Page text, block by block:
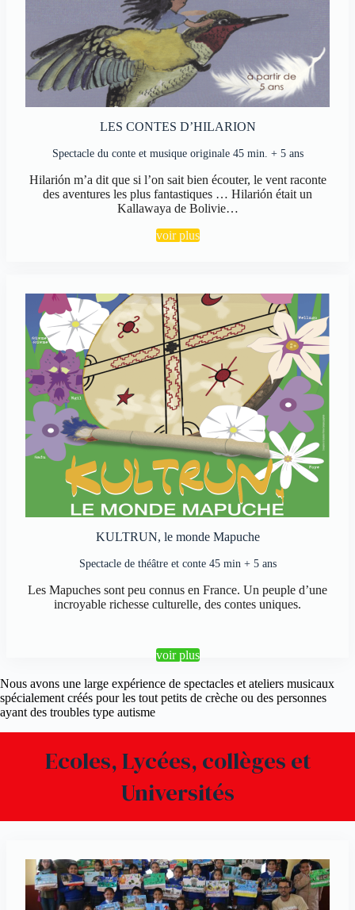
LES CONTES D’HILARION
Spectacle du conte et musique originale 45 min. + 5 ans
Hilarión m’a dit que si l’on sait bien écouter, le vent raconte
des aventures les plus fantastiques … Hilarión était un
Kallawaya de Bolivie…
voir plus
KULTRUN, le monde Mapuche
Spectacle de théâtre et conte 45 min + 5 ans
Les Mapuches sont peu connus en France. Un peuple d’une
incroyable richesse culturelle, des contes uniques.
voir plus
Nous avons une large expérience de spectacles et ateliers musicaux
spécialement créés pour les tout petits de crèche ou des personnes
ayant des troubles type autisme
Ecoles, Lycées, collèges et
Universités